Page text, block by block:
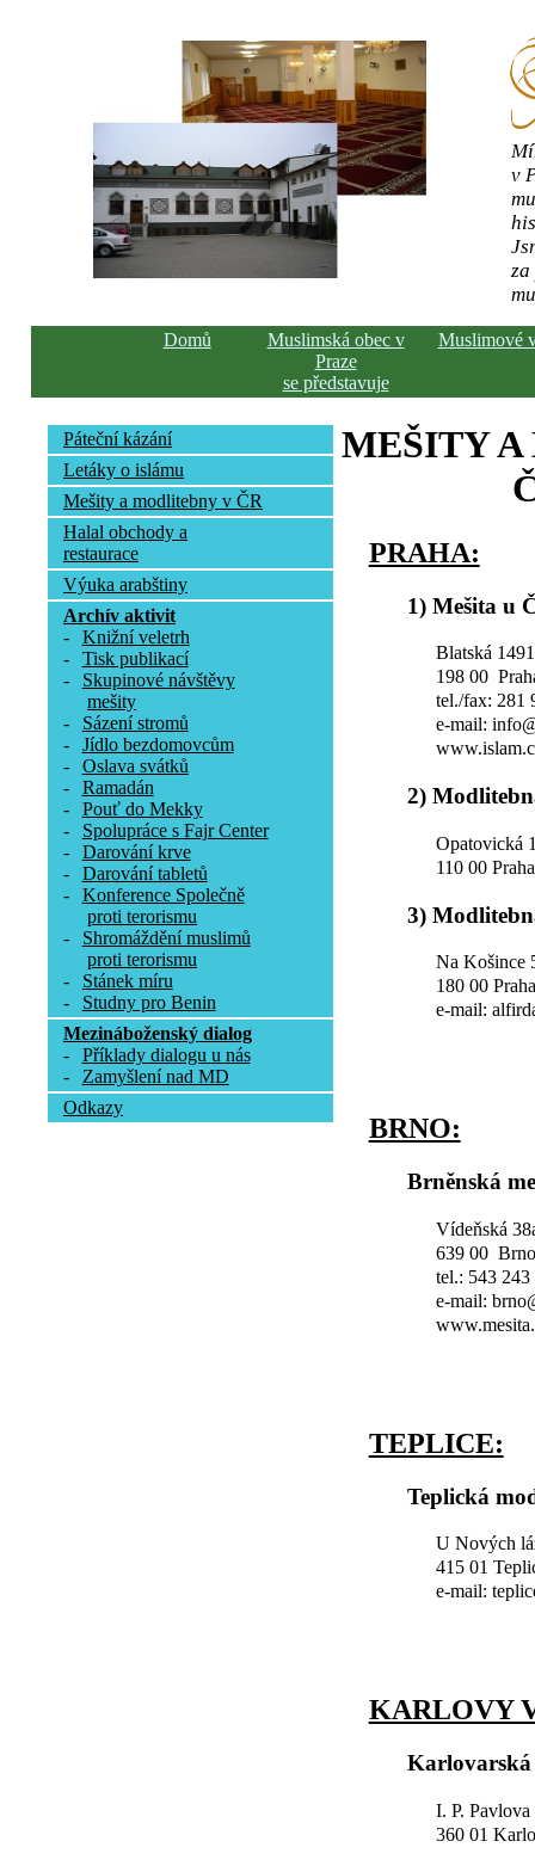
v
Domů
Muslimská obec v
Praze
se představuje
Muslimové
Páteční kázání
Letáky o islámu
Mešity a modlitebny v ČR
Halal obchody a
restaurace
Výuka arabštiny
Archív aktivit
-
Knižní veletrh
-
Tisk publikací
-
Skupinové návštěvy
mešity
-
Sázení stromů
-
Jídlo bezdomovcům
-
Oslava svátků
-
Ramadán
-
Pouť do Mekky
-
Spolupráce s Fajr Center
-
Darování krve
-
Darování tabletů
-
Konference Společně
proti terorismu
-
Shromáždění muslimů
proti terorismu
-
Stánek míru
-
Studny pro Benin
Mezináboženský dialog
-
Příklady dialogu u nás
-
Zamyšlení nad MD
Odkazy
MEŠITY
PRAHA:
1) Mešita u
Blatská 1491
198 00
tel./fax: 281
e-mail:
2)
Opatovická
110 00
3)
Na Košince
180 00
e-mail:
BRNO:
Brněnská
Vídeňská
639 00 Brno
tel.: 543 243
e-mail:
TEPLICE:
Teplická
U Nových
415 01
e-mail:
KARLOVY
I. P. Pavlova
360 01